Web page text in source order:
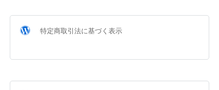
特定商取引法に基づく表示